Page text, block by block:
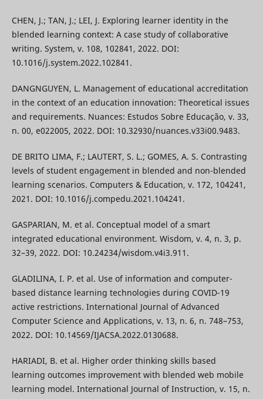
CHEN, J.; TAN, J.; LEI, J. Exploring learner identity in the
blended learning context: A case study of collaborative
writing. System, v. 108, 102841, 2022. DOI:
10.1016/j.system.2022.102841.
DANGNGUYEN, L. Management of educational accreditation
in the context of an education innovation: Theoretical issues
and requirements. Nuances: Estudos Sobre Educação, v. 33,
n. 00, e022005, 2022. DOI: 10.32930/nuances.v33i00.9483.
DE BRITO LIMA, F.; LAUTERT, S. L.; GOMES, A. S. Contrasting
levels of student engagement in blended and non-blended
learning scenarios. Computers & Education, v. 172, 104241,
2021. DOI: 10.1016/j.compedu.2021.104241.
GASPARIAN, M. et al. Conceptual model of a smart
integrated educational environment. Wisdom, v. 4, n. 3, p.
32–39, 2022. DOI: 10.24234/wisdom.v4i3.911.
GLADILINA, I. P. et al. Use of information and computer-
based distance learning technologies during COVID-19
active restrictions. International Journal of Advanced
Computer Science and Applications, v. 13, n. 6, n. 748–753,
2022. DOI: 10.14569/IJACSA.2022.0130688.
HARIADI, B. et al. Higher order thinking skills based
learning outcomes improvement with blended web mobile
learning model. International Journal of Instruction, v. 15, n.